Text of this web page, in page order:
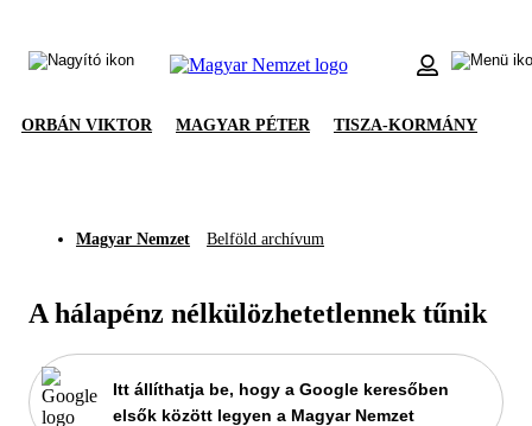
ORBÁN VIKTOR MAGYAR PÉTER TISZA-KORMÁNY
Magyar Nemzet Belföld archívum
A hálapénz nélkülözhetetlennek tűnik
Itt állíthatja be, hogy a Google keresőben
elsők között legyen a Magyar Nemzet